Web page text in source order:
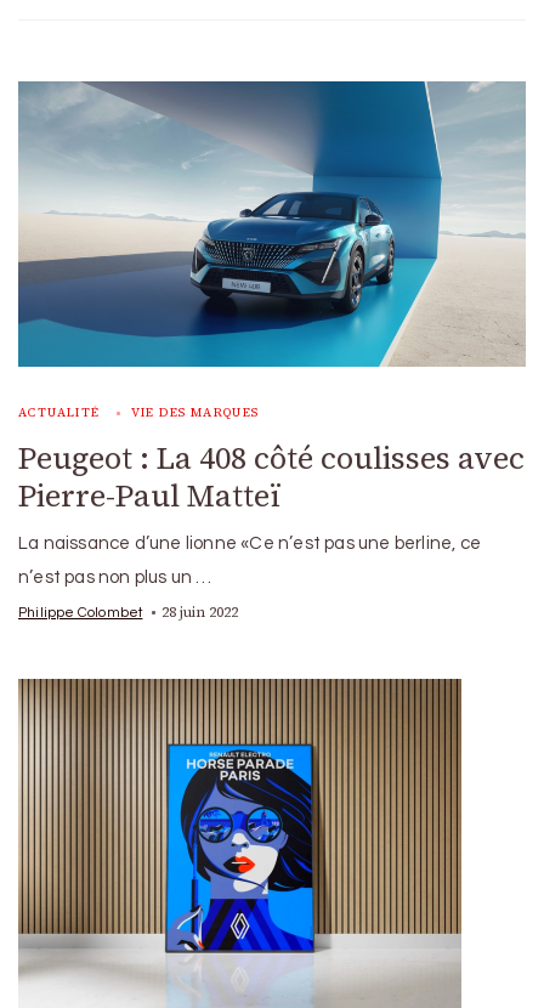
ACTUALITÉ VIE DES MARQUES
Peugeot : La 408 côté coulisses avec
Pierre-Paul Matteï
La naissance d’une lionne «Ce n’est pas une berline, ce
n’est pas non plus un …
Philippe Colombet 28 juin 2022